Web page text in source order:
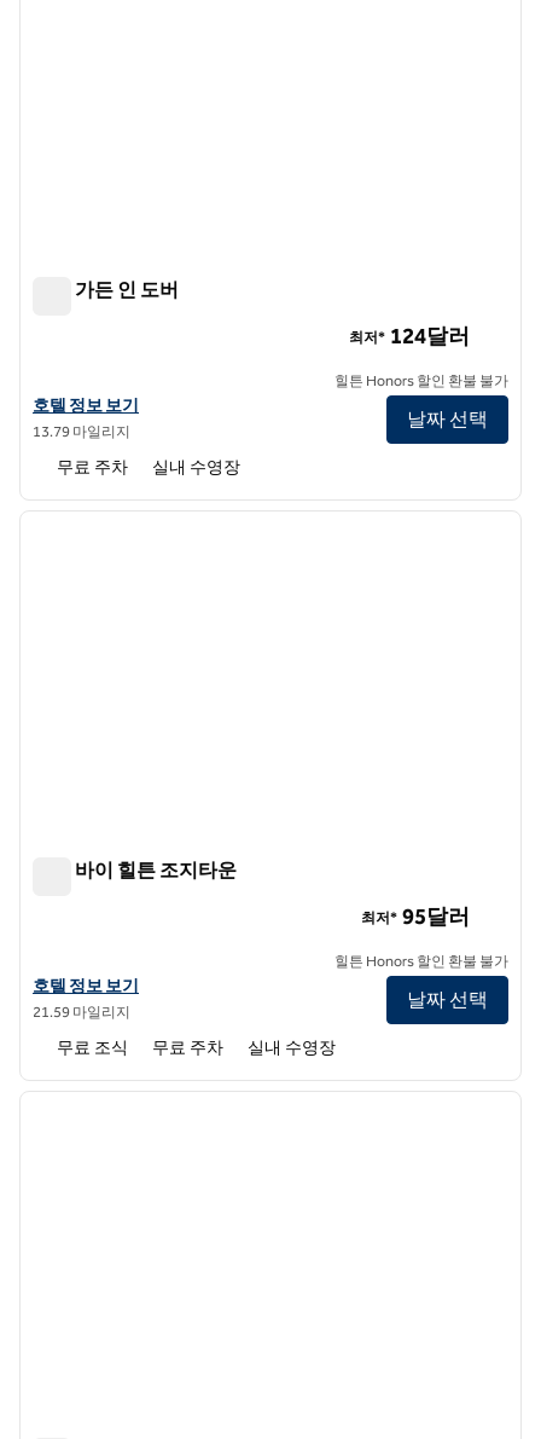
힐튼 가든 인 도버
힐튼 가든 인 도버의 호텔 정보 보기
호텔 정보 보기
13.79 마일리지
최저* 124달러
힐튼 Honors 할인 환불 불가
날짜 선택
무료 주차 실내 수영장
1/12
다음
트루 바이 힐튼 조지타운
트루 바이 힐튼 Georgetown의 호텔 정보 보기
호텔 정보 보기
21.59 마일리지
최저* 95달러
힐튼 Honors 할인 환불 불가
날짜 선택
무료 조식 무료 주차 실내 수영장
1/7
다음